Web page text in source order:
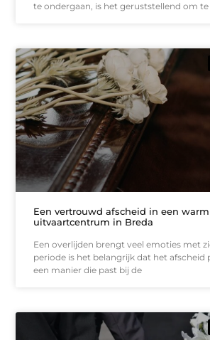
te ondergaan, is het geruststellend om
Een vertrouwd afscheid in een warm
uitvaartcentrum in Breda
Een overlijden brengt veel emoties met
periode is het belangrijk dat het afscheid
een manier die past bij de